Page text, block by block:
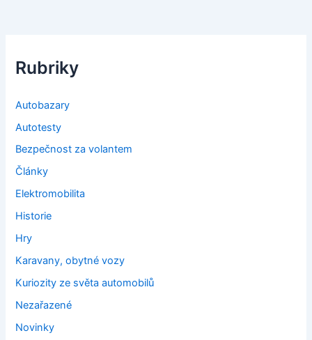
Rubriky
Autobazary
Autotesty
Bezpečnost za volantem
Články
Elektromobilita
Historie
Hry
Karavany, obytné vozy
Kuriozity ze světa automobilů
Nezařazené
Novinky